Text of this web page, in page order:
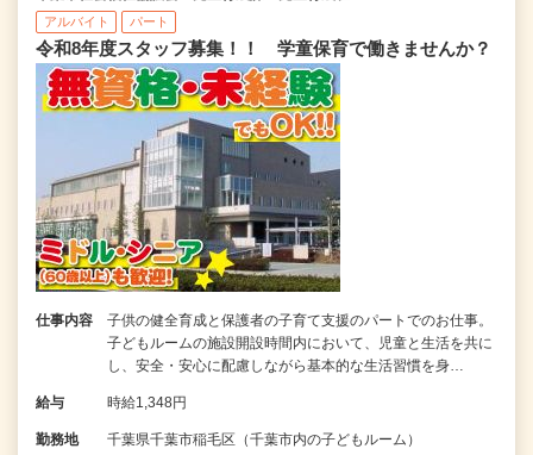
アルバイト パート
令和8年度スタッフ募集！！ 学童保育で働きませんか？
仕事内容
子供の健全育成と保護者の子育て支援のパートでのお仕事。
子どもルームの施設開設時間内において、児童と生活を共に
し、安全・安心に配慮しながら基本的な生活習慣を身…
給与 時給1,348円
勤務地 千葉県千葉市稲毛区（千葉市内の子どもルーム）